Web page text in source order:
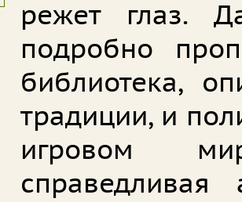
режет глаз.
подробно
библиотека,
традиции, и
игровом